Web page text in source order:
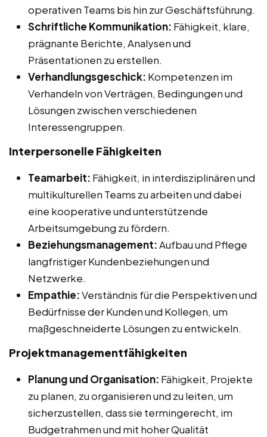
operativen Teams bis hin zur Geschäftsführung.
Schriftliche Kommunikation: Fähigkeit, klare,
prägnante Berichte, Analysen und
Präsentationen zu erstellen.
Verhandlungsgeschick: Kompetenzen im
Verhandeln von Verträgen, Bedingungen und
Lösungen zwischen verschiedenen
Interessengruppen.
Interpersonelle Fähigkeiten
Teamarbeit: Fähigkeit, in interdisziplinären und
multikulturellen Teams zu arbeiten und dabei
eine kooperative und unterstützende
Arbeitsumgebung zu fördern.
Beziehungsmanagement:Aufbau und Pflege
langfristiger Kundenbeziehungen und
Netzwerke.
Empathie:Verständnis für die Perspektiven und
Bedürfnisse der Kunden und Kollegen, um
maßgeschneiderte Lösungen zu entwickeln.
Projektmanagementfähigkeiten
Planung und Organisation: Fähigkeit, Projekte
zu planen, zu organisieren und zu leiten, um
sicherzustellen, dass sie termingerecht, im
Budgetrahmen und mit hoher Qualität